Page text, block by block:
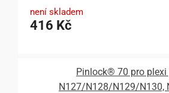
není skladem
416 Kč
Pinlock® 70 pro plexi
N127/N128/N129/N130,